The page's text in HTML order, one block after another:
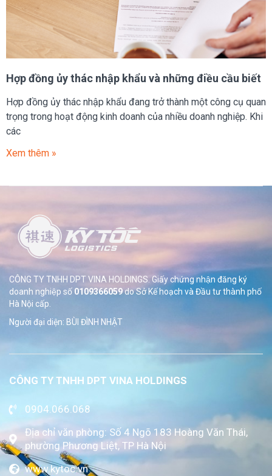
Hợp đồng ủy thác nhập khẩu và những điều cầu biết
Hợp đồng ủy thác nhập khẩu đang trở thành một công cụ quan
trọng trong hoạt động kinh doanh của nhiều doanh nghiệp. Khi
các
Xem thêm »
CÔNG TY TNHH DPT VINA HOLDINGS. Giấy chứng nhận đăng ký
doanh nghiệp số 0109366059do SởKế hoạch và Đầu tư thành phố
Hà Nội cấp.
Người đại diện: BÙI ĐÌNH NHẬT
CÔNG TY TNHH DPT VINA HOLDINGS
0904.066.068
Địa chỉ văn phòng: Số 4 Ngõ 183 Hoàng Văn Thái,
phường Phương Liệt, TP Hà Nội
www.kytoc.vn